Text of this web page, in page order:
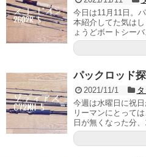
今日は11月11日。
本紹介してた気は
ょうどボートシー
パックロッド
2021/11/1
今週は水曜日に祝
リーマンにとって
日が無くなった分